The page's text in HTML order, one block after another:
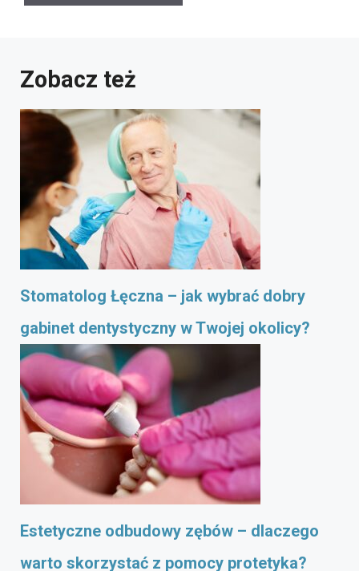
Zobacz też
Stomatolog Łęczna – jak wybrać dobry
gabinet dentystyczny w Twojej okolicy?
Estetyczne odbudowy zębów – dlaczego
warto skorzystać z pomocy protetyka?